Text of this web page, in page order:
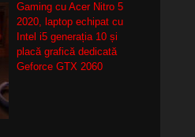
Gaming cu Acer Nitro 5
2020, laptop echipat cu
Intel i5 generația 10 și
placă grafică dedicată
Geforce GTX 2060